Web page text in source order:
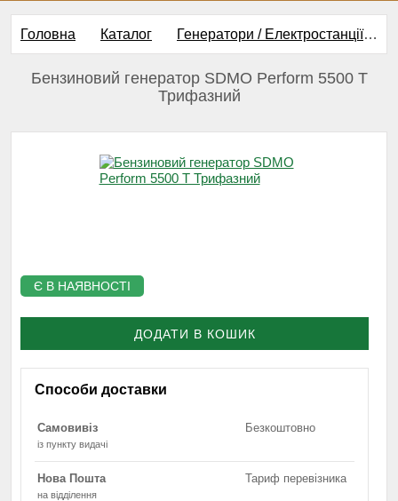
Головна Каталог Генератори / Електростанції
Бензиновий генератор SDMO Perform 5500 T
Трифазний
Є В НАЯВНОСТІ
ДОДАТИ В КОШИК
Способи доставки
Самовивіз
із пункту видачі
Безкоштовно
Нова Пошта
на відділення
Тариф перевізника